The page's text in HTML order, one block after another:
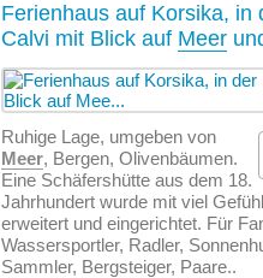
Ferienhaus auf Korsika, in
Calvi mit Blick auf Meer
Ruhige Lage, umgeben von
Meer, Bergen, Olivenbäumen.
Eine Schäfershütte aus dem 18.
Jahrhundert wurde mit viel
erweitert und eingerichtet. Für
Wassersportler, Radler,
Sammler, Bergsteiger, Paare..